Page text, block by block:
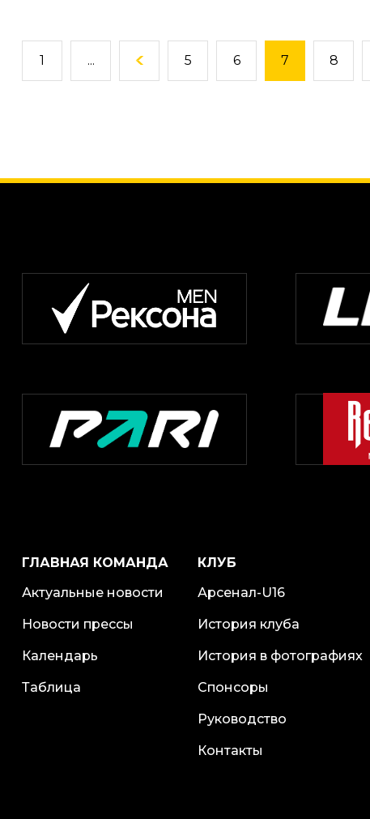
1 ... 5 6 7 8
ГЛАВНАЯ КОМАНДА
Актуальные новости
Новости прессы
Календарь
Таблица
КЛУБ
Арсенал-U16
История клуба
История в фотографиях
Спонсоры
Руководство
Контакты